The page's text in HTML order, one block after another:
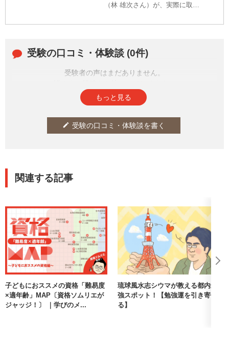
（林 雄次さん）が、実際に取得
今回は、子どもにおススメの資
どもに何を受験させようか迷っ
知りたいときなどに、ぜひ活用
受験の口コミ・体験談 (0件)
受験者の声はまだありません。
もっと見る
edit 受験の口コミ・体験談を書く
関連する記事
子どもにおススメの資格「難易度
×適年齢」MAP〔資格ソムリエが
ジャッジ！〕 ｜学びのメ...
琉球風水志シウマが教える都内最
強スポット！【勉強運を引き寄せ
る】